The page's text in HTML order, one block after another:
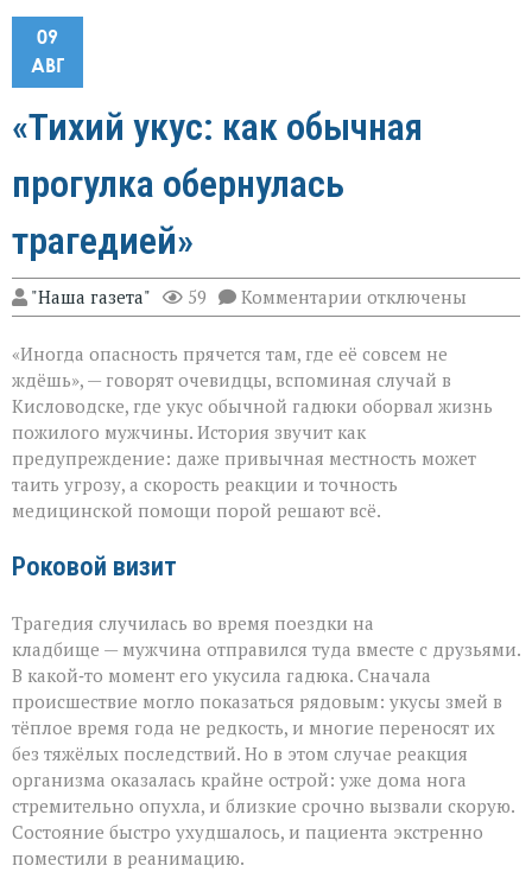
09
АВГ
«Тихий укус: как обычная
прогулка обернулась
трагедией»
"Наша газета" 59 Комментарии к
записи
укус:
как
обычная
прогулка
обернулась
трагедией»
отключены
«Иногда опасность прячется там, где её совсем не
ждёшь», — говорят очевидцы, вспоминая случай в
Кисловодске, где укус обычной гадюки оборвал жизнь
пожилого мужчины. История звучит как
предупреждение: даже привычная местность может
таить угрозу, а скорость реакции и точность
медицинской помощи порой решают всё.
Роковой визит
Трагедия случилась во время поездки на
кладбище — мужчина отправился туда вместе с друзьями.
В какой‑то момент его укусила гадюка. Сначала
происшествие могло показаться рядовым: укусы змей в
тёплое время года не редкость, и многие переносят их
без тяжёлых последствий. Но в этом случае реакция
организма оказалась крайне острой: уже дома нога
стремительно опухла, и близкие срочно вызвали скорую.
Состояние быстро ухудшалось, и пациента экстренно
поместили в реанимацию.